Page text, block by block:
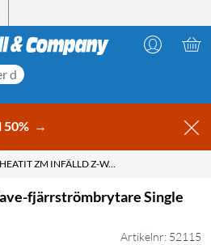
50% →
HEATIT ZM INFÄLLD Z-WAVE-FJÄRRSTRÖMBRYTARE SINGLE 16 A
fjärrströmbrytare Single
Artikelnr: 52115